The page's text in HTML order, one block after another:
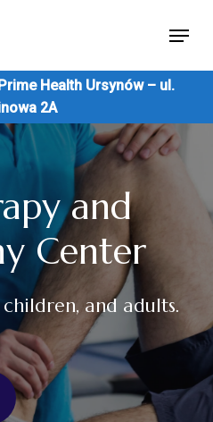
Menu
Health Ursynów – ul.
2A
and
Center
children, and adults.
Menu